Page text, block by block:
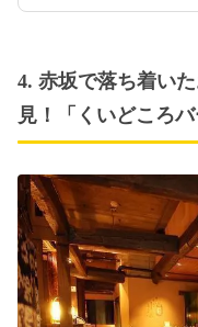
4. 赤坂で落ち着い
見！「くいどころバ